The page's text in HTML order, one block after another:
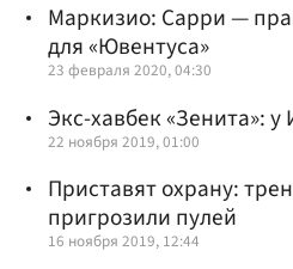
Маркизио: Сарри —
для «Ювентуса»
23 февраля 2020, 04:30
Экс-хавбек «Зенита»:
22 ноября 2019, 01:00
Приставят охрану:
пригрозили пулей
16 ноября 2019, 12:44